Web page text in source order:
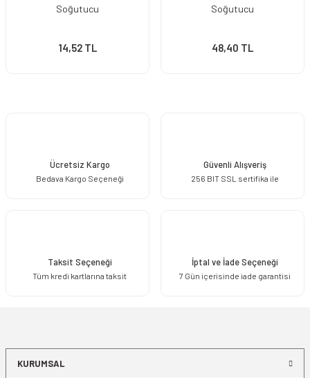
Soğutucu
14,52 TL
Soğutucu
48,40 TL
Ücretsiz Kargo
Bedava Kargo Seçeneği
Güvenli Alışveriş
256 BIT SSL sertifika ile
Taksit Seçeneği
Tüm kredi kartlarına taksit
İptal ve İade Seçeneği
7 Gün içerisinde iade garantisi
KURUMSAL